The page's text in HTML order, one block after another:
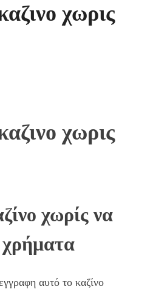
χωρις
χωρις
χωρίς να
αυτό το καζίνο